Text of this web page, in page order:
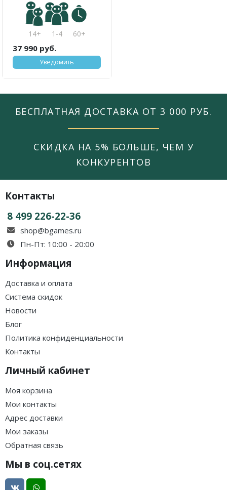
14+ 1-4 60+
37 990 руб.
Уведомить
БЕСПЛАТНАЯ ДОСТАВКА ОТ 3 000 РУБ.
СКИДКА НА 5% БОЛЬШЕ, ЧЕМ У
КОНКУРЕНТОВ
Контакты
8 499 226-22-36
shop@bgames.ru
Пн-Пт: 10:00 - 20:00
Информация
Доставка и оплата
Система скидок
Новости
Блог
Политика конфиденциальности
Контакты
Личный кабинет
Моя корзина
Мои контакты
Адрес доставки
Мои заказы
Обратная связь
Мы в соц.сетях